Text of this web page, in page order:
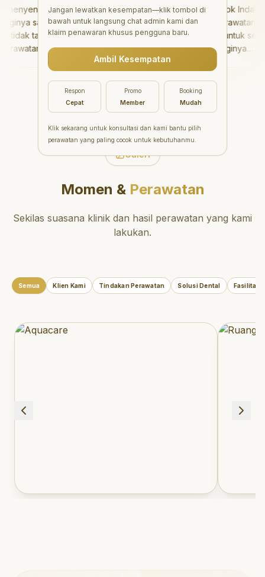
sangat baik
takut sama
tidak
setelahnya.
ke dokter
"Aesthetic Pondok Indah
menawarkan perawatan gigi
yang luar biasa untuk semua
orang. Dokter giginya
profesional, ramah, dan
meluangkan waktu untuk
mengedukasi pasien tentang
kesehatan gigi dan mulut
yang baik. Klinik ini terletak di
daerah yang strategis,
sehingga nyaman untuk
dikunjungi. Sangat
direkomendasikan untuk
dan berkualitas!
Galeri
Momen &Perawatan
Sekilas suasana klinik dan hasil perawatan yang kami
lakukan.
Semua Klien Kami Tindakan Perawatan Solusi Dental Fasilitas
Jangan lewatkan kesempatan—klik tombol di
bawah untuk langsung chat admin kami dan
klaim penawaran khusus pengguna baru.
Ambil Kesempatan
Respon
Cepat
Promo
Member
Booking
Mudah
Klik sekarang untuk konsultasi dan kami bantu pilih
perawatan yang paling cocok untuk kebutuhanmu.